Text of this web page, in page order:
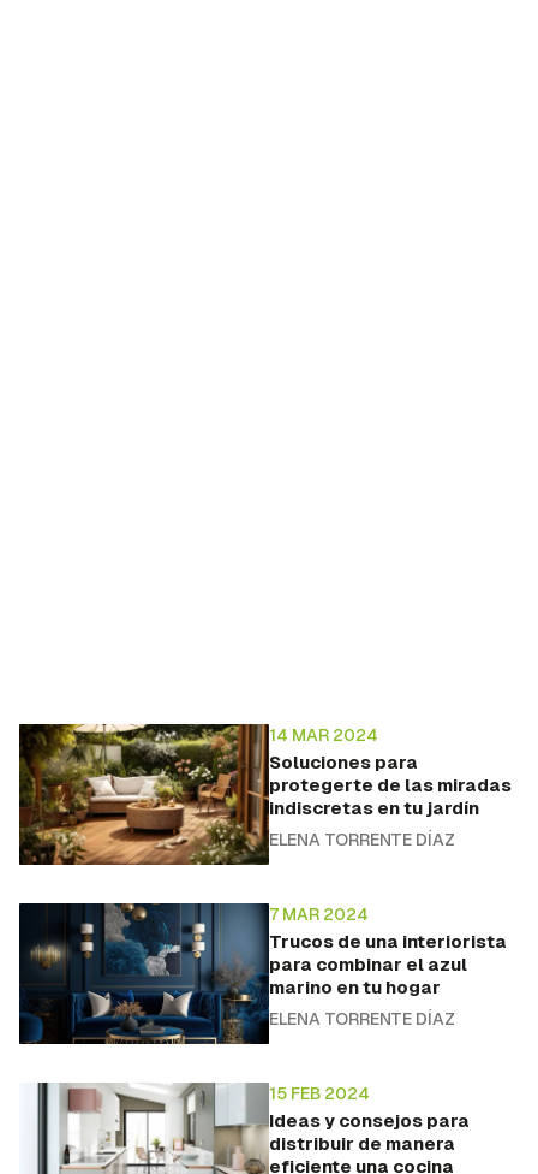
14 MAR 2024
Soluciones para
protegerte de las miradas
indiscretas en tu jardín
ELENA TORRENTE DÍAZ
7 MAR 2024
Trucos de una interiorista
para combinar el azul
marino en tu hogar
ELENA TORRENTE DÍAZ
15 FEB 2024
Ideas y consejos para
distribuir de manera
eficiente una cocina